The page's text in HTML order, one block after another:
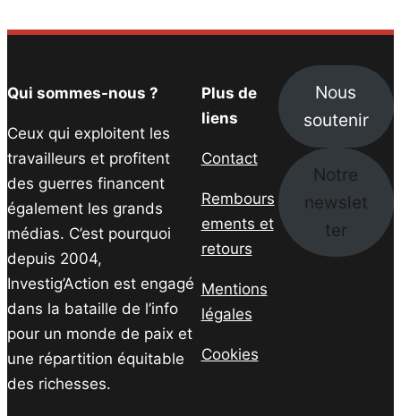
Qui sommes-nous ?
Ceux qui exploitent les
travailleurs et profitent
des guerres financent
également les grands
médias. C’est pourquoi
depuis 2004,
Investig’Action est engagé
dans la bataille de l’info
pour un monde de paix et
une répartition équitable
des richesses.
Plus de
liens
Contact
Rembours
ements et
retours
Mentions
légales
Cookies
Nous
soutenir
Notre
newslet
ter